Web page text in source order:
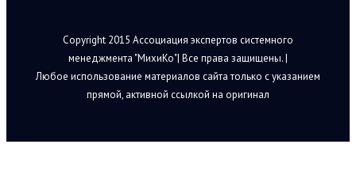
Copyright 2015 Ассоциация экспертов системного
менеджмента "МихиКо"| Все права защищены. |
Любое использование материалов сайта только с указанием
прямой, активной ссылкой на оригинал